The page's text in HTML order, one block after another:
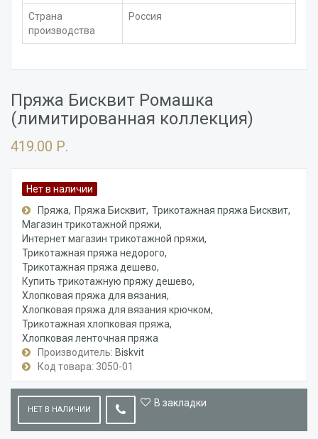
Страна
производства
Россия
Пряжа Бисквит Ромашка
(лимитированная коллекция)
419.00 Р.
Нет в наличии
Пряжа
Пряжа Бисквит Трикотажная пряжа Бисквит
Магазин трикотажной пряжи
Интернет магазин трикотажной пряжи
Трикотажная пряжа недорого
Трикотажная пряжа дешево
Купить трикотажную пряжу дешево
Хлопковая пряжа для вязания
Хлопковая пряжа для вязания крючком
Трикотажная хлопковая пряжа
Хлопковая ленточная пряжа
Производитель: Biskvit
Код товара: 3050-01
НЕТ В НАЛИЧИИ
В закладки